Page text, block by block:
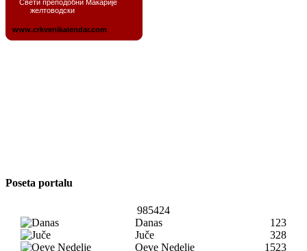
Poseta portalu
985424
Danas
123
Juče
328
Oeve Nedelje
1523